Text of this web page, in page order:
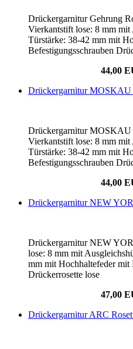
Drückergarnitur Gehrung
Vierkantstift lose: 8 mm
Türstärke: 38-42 mm mit
Befestigungsschrauben
44,00
Drückergarnitur MOSKAU
Drückergarnitur MOSKAU
Vierkantstift lose: 8 mm
Türstärke: 38-42 mm mit
Befestigungsschrauben
44,00
Drückergarnitur NEW
Drückergarnitur NEW
lose: 8 mm mit
mm mit Hochhaltefeder mit
Drückerrosette lose
47,00
Drückergarnitur ARC